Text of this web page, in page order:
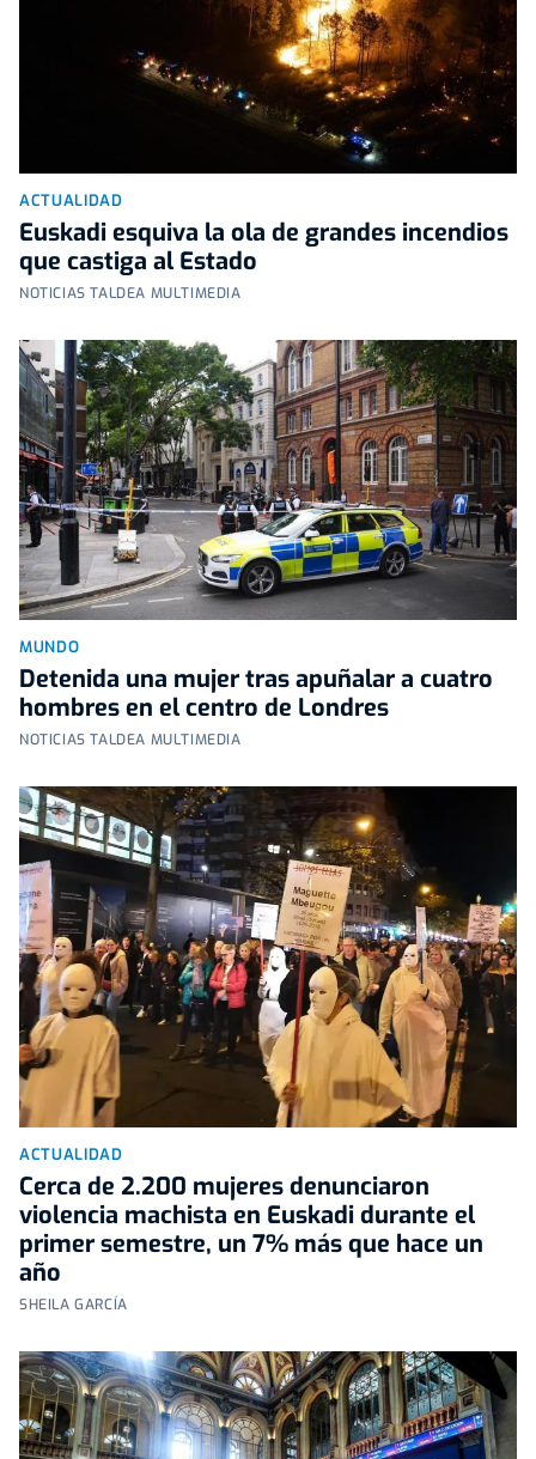
ACTUALIDAD
Euskadi esquiva la ola de grandes incendios
que castiga al Estado
NOTICIAS TALDEA MULTIMEDIA
MUNDO
Detenida una mujer tras apuñalar a cuatro
hombres en el centro de Londres
NOTICIAS TALDEA MULTIMEDIA
ACTUALIDAD
Cerca de 2.200 mujeres denunciaron
violencia machista en Euskadi durante el
primer semestre, un 7% más que hace un
año
SHEILA GARCÍA